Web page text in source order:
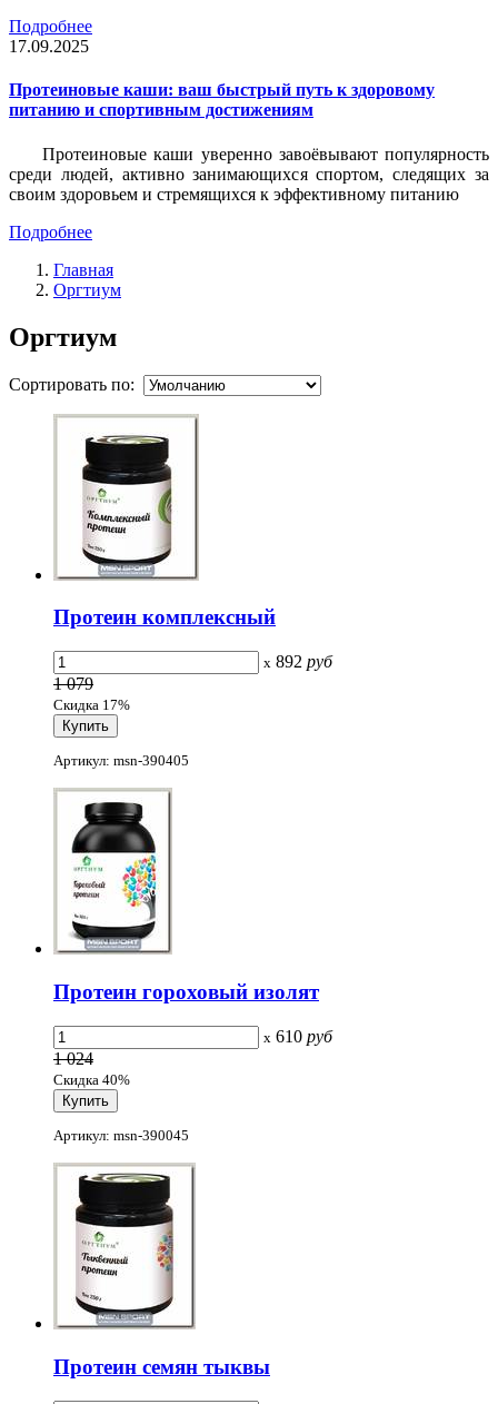
Подробнее
17.09.2025
Протеиновые каши: ваш быстрый путь к здоровому
питанию и спортивным достижениям
Протеиновые каши уверенно завоёвывают популярность
среди людей, активно занимающихся спортом, следящих за
своим здоровьем и стремящихся к эффективному питанию
Подробнее
Главная
Оргтиум
Оргтиум
Сортировать по:
Протеин комплексный
x 892 руб
1 079
Скидка 17%
Артикул: msn-390405
Протеин гороховый изолят
x 610 руб
1 024
Скидка 40%
Артикул: msn-390045
Протеин семян тыквы